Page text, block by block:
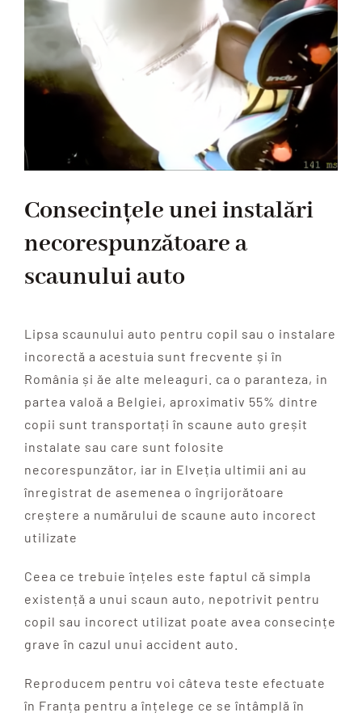
CAUTARE...
mare
Consecințele unei instalări
necorespunzătoare a
scaunului auto
Lipsa scaunului auto pentru copil sau o instalare
incorectă a acestuia sunt frecvente și în
România și ăe alte meleaguri. ca o paranteza, in
partea valoă a Belgiei, aproximativ 55% dintre
copii sunt transportați în scaune auto greșit
instalate sau care sunt folosite
necorespunzător, iar in Elveția ultimii ani au
înregistrat de asemenea o îngrijorătoare
creștere a numărului de scaune auto incorect
utilizate
Ceea ce trebuie înțeles este faptul că simpla
existență a unui scaun auto, nepotrivit pentru
copil sau incorect utilizat poate avea consecințe
grave în cazul unui accident auto.
Reproducem pentru voi câteva teste efectuate
în Franța pentru a înțelege ce se întâmplă în